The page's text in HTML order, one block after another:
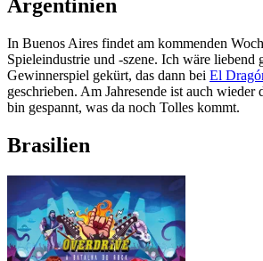
Argentinien
In Buenos Aires findet am kommenden
Spieleindustrie und -szene. Ich wäre
Gewinnerspiel gekürt, das dann bei El
geschrieben. Am Jahresende ist auch wieder
bin gespannt, was da noch Tolles kommt.
Brasilien